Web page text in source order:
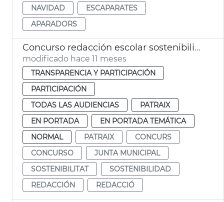
NAVIDAD
ESCAPARATES
APARADORS
Concurso redacción escolar sostenibilidad Junta Municipal Patraix
modificado hace 11 meses
TRANSPARENCIA Y PARTICIPACIÓN
PARTICIPACIÓN
TODAS LAS AUDIENCIAS
PATRAIX
EN PORTADA
EN PORTADA TEMÁTICA
NORMAL
PATRAIX
CONCURS
CONCURSO
JUNTA MUNICIPAL
SOSTENIBILITAT
SOSTENIBILIDAD
REDACCIÓN
REDACCIÓ